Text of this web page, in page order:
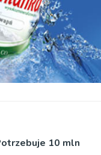
10 mln